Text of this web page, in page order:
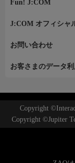
Fun! J:COM
J:COM オフィシャ
お問い合わせ
お客さまのデータ
Copyright
Copyright ©Jupiter